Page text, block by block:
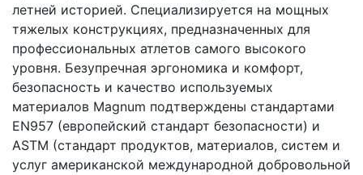
летней историей. Специализируется на мощных
тяжелых конструкциях, предназначенных для
профессиональных атлетов самого высокого
уровня. Безупречная эргономика и комфорт,
безопасность и качество используемых
материалов Magnum подтверждены стандартами
EN957 (европейский стандарт безопасности) и
ASTM (стандарт продуктов, материалов, систем и
услуг американской международной добровольной